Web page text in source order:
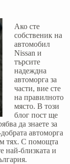
Ако сте
собственик на
автомобил
Nissan и
търсите
надеждна
автоморга за
части, вие сте
на правилното
място. В този
блог пост ще
да знаете за
автоморга
тях. С помощта
най-близката и